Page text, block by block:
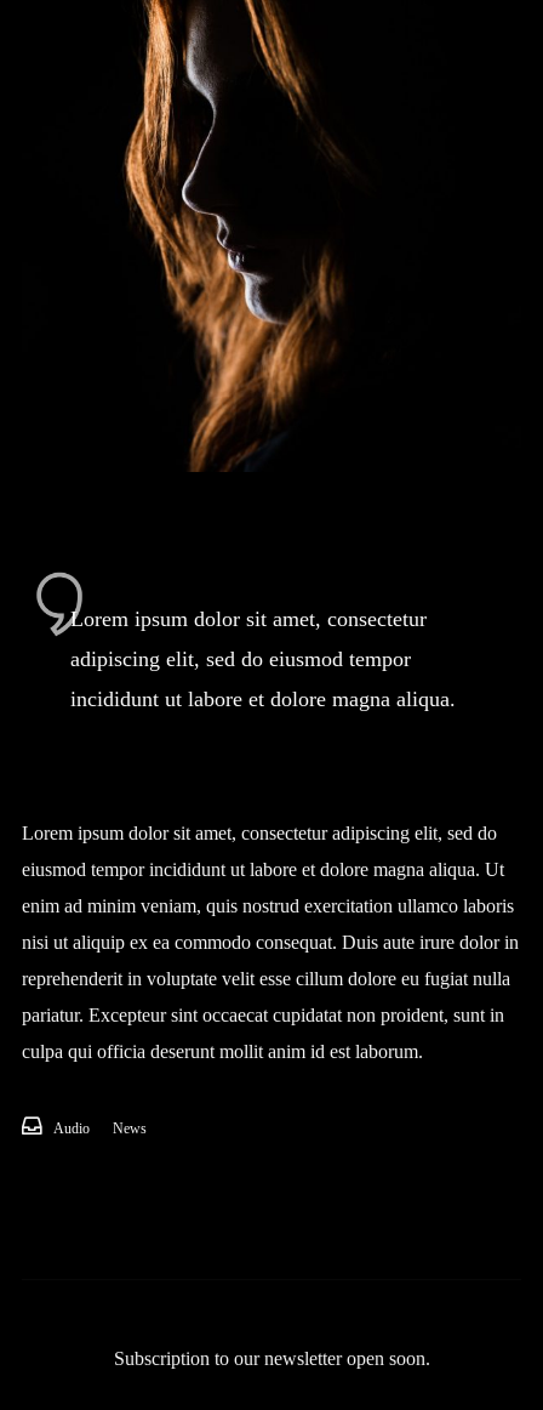
Lorem ipsum dolor sit amet, consectetur
adipiscing elit, sed do eiusmod tempor
incididunt ut labore et dolore magna aliqua.
Lorem ipsum dolor sit amet, consectetur adipiscing elit, sed do
eiusmod tempor incididunt ut labore et dolore magna aliqua. Ut
enim ad minim veniam, quis nostrud exercitation ullamco laboris
nisi ut aliquip ex ea commodo consequat. Duis aute irure dolor in
reprehenderit in voluptate velit esse cillum dolore eu fugiat nulla
pariatur. Excepteur sint occaecat cupidatat non proident, sunt in
culpa qui officia deserunt mollit anim id est laborum.
Audio News
Subscription to our newsletter open soon.